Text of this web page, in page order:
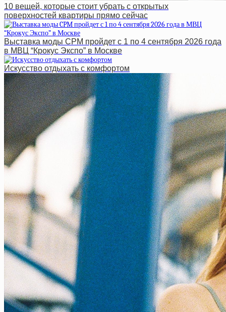
10 вещей, которые стоит убрать с открытых
поверхностей квартиры прямо сейчас
Выставка моды CPM пройдет с 1 по 4 сентября 2026 года
в МВЦ “Крокус Экспо” в Москве
Искусство отдыхать с комфортом